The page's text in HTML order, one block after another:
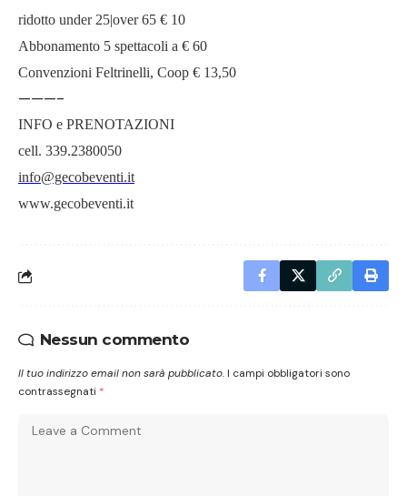
ridotto under 25|over 65 € 10
Abbonamento 5 spettacoli a € 60
Convenzioni Feltrinelli, Coop € 13,50
———-
INFO e PRENOTAZIONI
cell. 339.2380050
info@gecobeventi.it
www.gecobeventi.it
Nessun commento
Il tuo indirizzo email non sarà pubblicato. I campi obbligatori sono
contrassegnati *